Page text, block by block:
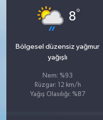
8°
Bölgesel düzensiz yağmur
yağışlı
Nem: %93
Rüzgar: 12 km/h
Yağış Olasılığı: %87